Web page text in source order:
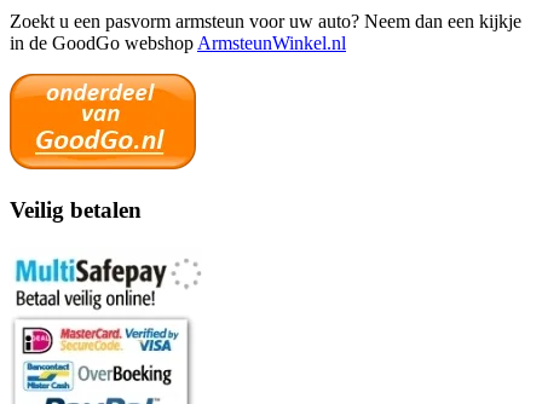
Zoekt u een pasvorm armsteun voor uw auto? Neem dan een kijkje
in de GoodGo webshop ArmsteunWinkel.nl
Veilig betalen